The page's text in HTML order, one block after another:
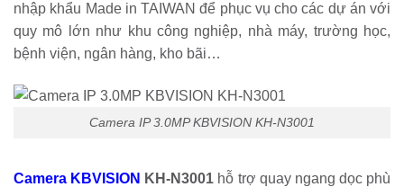
nhập khẩu Made in TAIWAN để phục vụ cho các dự án với
quy mô lớn như khu công nghiệp, nhà máy, trường học,
bệnh viện, ngân hàng, kho bãi…
Camera IP 3.0MP KBVISION KH-N3001
Camera KBVISION KH-N3001 hỗ trợ quay ngang dọc phù